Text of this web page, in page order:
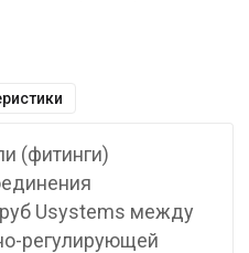
(фитинги)
Usystems между
регулирующей